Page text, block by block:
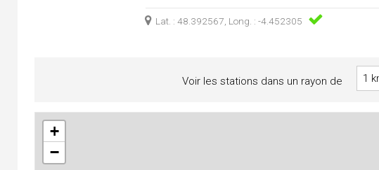
Lat. : 48.392567, Long. : -4.452305
Voir les stations dans un rayon de
+
−